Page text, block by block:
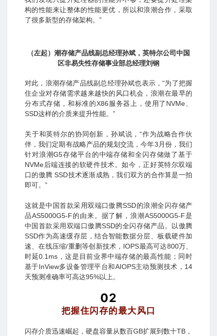
构的性能来让整体的性能更优，所以和浪潮合作，采取
了很多新型的存储架构。”
（左起）潮存储产品线副总经理孙斌 ， 英特尔公司中国
区非易失性存储事业部总经理刘钢
对此，浪潮存储产品线副总经理孙斌也表示，“为了把握
住企业对存储需求越来越快的风口机会，浪潮在最早的
分布式存储，和标准的X86服务器上，使用了NVMe、
SSD这样的介质来提升性能。”
关于和英特尔的协同创新，孙斌说，“作为战略合作伙
伴，我们定期有战略产品的规划交流，今年3月份，我们
针对浪潮G5存储平台的中端存储和全闪存储做了基于
NVMe后端连接的软硬件技术。如今，正好英特尔双端
口的傲腾 SSD技术逐渐成熟，我们双方的合作算是一拍
即可。”
这就是中国首款采用双端口傲腾SSD的浪潮全闪存储产
品AS5000G5-F的由来。据了解，浪潮AS5000G5-F是
中国首款采用双端口傲腾SSD的全闪存储产品。以傲腾
SSD作为高速缓存层，结合智能数据分层、板载硬件加
速、在线压缩/重删等创新技术，IOPS最高可达800万、
时延0.1ms，这是目前业界中端存储的最高性能；同时
基于InView多设备管理平台和AIOPS主动预测技术，14
天预测准确率可高达95%以上。
02
把握住闪存的最大风口
闪存介质迅速崛起，硬盘容量从数百GB扩展到数十TB，